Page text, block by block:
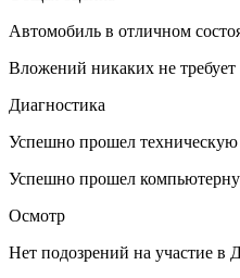
Автомобиль в отличном
Вложений никаких не требует
Диагностика
Успешно прошел техническую
Успешно прошел
Осмотр
Нет подозрений на участие в